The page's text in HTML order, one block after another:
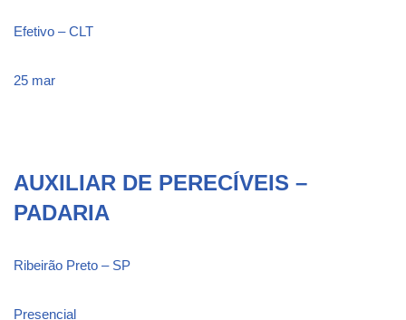
Efetivo – CLT
25 mar
AUXILIAR DE PERECÍVEIS –
PADARIA
Ribeirão Preto – SP
Presencial